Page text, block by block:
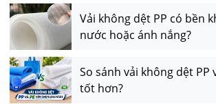
Vải không dệt PP có bền
nước hoặc ánh nắng?
So sánh vải không dệt PP
tốt hơn?